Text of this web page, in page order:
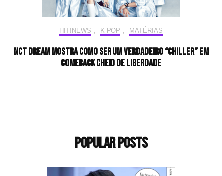
HIT!NEWS , K-POP , MATÉRIAS
NCT DREAM mostra como ser um verdadeiro “CHILLER” em
comeback cheio de liberdade
Popular Posts